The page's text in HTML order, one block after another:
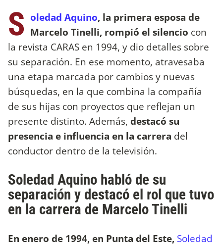
S oledad Aquino, la primera esposa de
Marcelo Tinelli, rompió el silencio con
la revista CARAS en 1994, y dio detalles sobre
su separación. En ese momento, atravesaba
una etapa marcada por cambios y nuevas
búsquedas, en la que combina la compañía
de sus hijas con proyectos que reflejan un
presente distinto. Además, destacó su
presencia e influencia en la carrera del
conductor dentro de la televisión.
Soledad Aquino habló de su
separación y destacó el rol que tuvo
en la carrera de Marcelo Tinelli
En enero de 1994, en Punta del Este, Soledad